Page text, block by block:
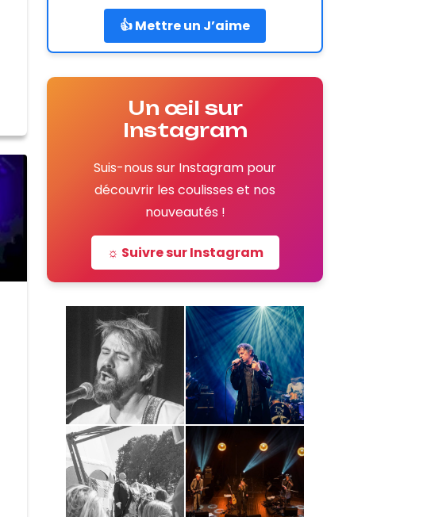
👍 Mettre un J’aime
Un œil sur
Instagram
Suis-nous sur Instagram pour
découvrir les coulisses et nos
nouveautés !
☼ Suivre sur Instagram